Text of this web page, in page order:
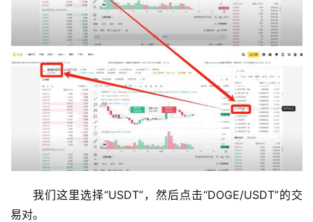
我们这里选择“USDT”，然后点击“DOGE/USDT”的交
易对。